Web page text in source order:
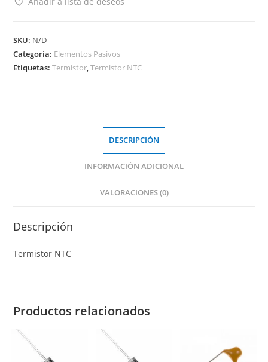
SKU: N/D
Categoría: Elementos Pasivos
Etiquetas:Termistor,Termistor NTC
DESCRIPCIÓN
INFORMACIÓN ADICIONAL
VALORACIONES (0)
Descripción
Termistor NTC
Productos relacionados